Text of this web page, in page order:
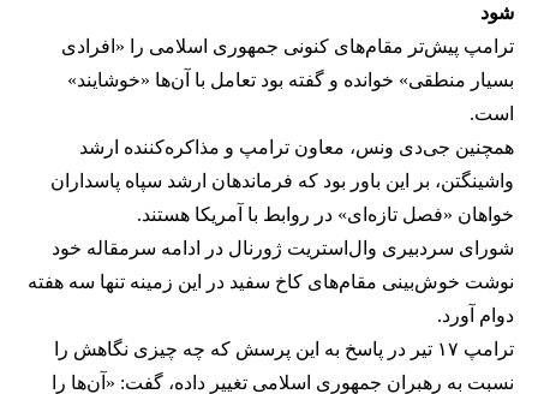
شود
ترامپ پیش‌تر مقام‌های کنونی جمهوری اسلامی را «افرادی
بسیار منطقی» خوانده و گفته بود تعامل با آن‌ها «خوشایند»
است.
همچنین جی‌دی ونس، معاون ترامپ و مذاکره‌کننده ارشد
واشینگتن، بر این باور بود که فرماندهان ارشد سپاه پاسداران
خواهان «فصل تازه‌ای» در روابط با آمریکا هستند.
شورای سردبیری وال‌استریت ژورنال در ادامه سرمقاله خود
نوشت خوش‌بینی مقام‌های کاخ سفید در این زمینه تنها سه هفته
دوام آورد.
ترامپ ۱۷ تیر در پاسخ به این پرسش که چه چیزی نگاهش را
نسبت به رهبران جمهوری اسلامی تغییر داده، گفت: «آن‌ها را